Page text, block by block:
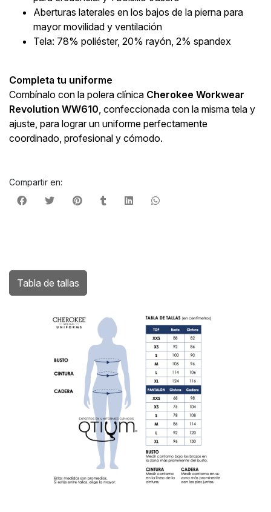
Aberturas laterales en los bajos de la pierna para
mayor movilidad y ventilación
Tela: 78% poliéster, 20% rayón, 2% spandex
Completa tu uniforme
Combínalo con la polera clínica Cherokee Workwear
Revolution WW610 , confeccionada con la misma tela y
ajuste, para lograr un uniforme perfectamente
coordinado, profesional y cómodo.
Compartir en:
Tabla de tallas